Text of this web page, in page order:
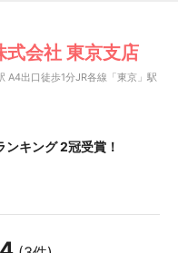
式会社 東京支店
A4出口徒歩1分JR各線「東京」駅
ンキング 2冠受賞！